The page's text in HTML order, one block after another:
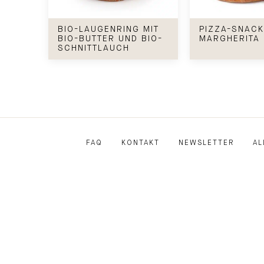
Bio-Laugenring mit Bio-Butter und Bio-
BIO-LAUGENRING MIT
BIO-BUTTER UND BIO-
SCHNITTLAUCH
Pizza-Snack
PIZZA-SNACK
MARGHERITA
FAQ KONTAKT NEWSLETTER